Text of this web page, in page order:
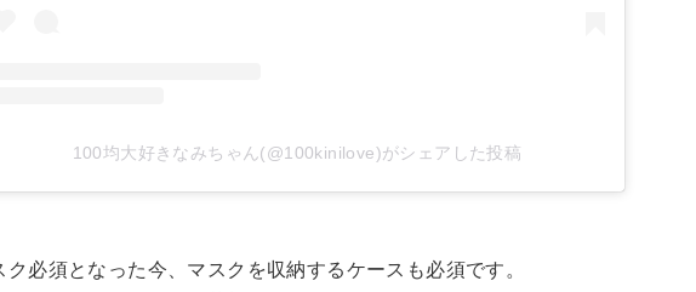
100均大好きなみちゃん(@100kinilove)がシェアした投稿
ク必須となった今、マスクを収納するケースも必須です。